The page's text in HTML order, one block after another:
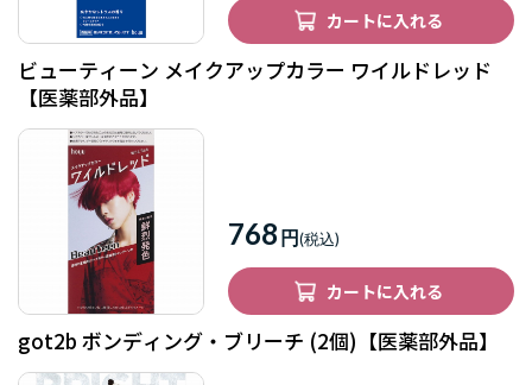
カートに入れる
ビューティーン メイクアップカラー ワイルドレッド
【医薬部外品】
768 円
カートに入れる
got2b ボンディング・ブリーチ (2個)【医薬部外品】